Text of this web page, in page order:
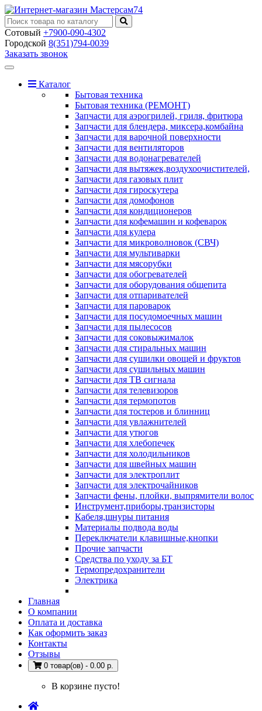
Сотовый +7900-090-4302
Городской 8(351)794-0039
Заказать звонок
Toggle
navigationКаталог
Бытовая техника
Бытовая техника (РЕМОНТ)
Запчасти для аэрогрилей, гриля, фритюра
Запчасти для блендера, миксера,комбайна
Запчасти для варочной поверхности
Запчасти для вентиляторов
Запчасти для водонагревателей
Запчасти для вытяжек,воздухоочистителей,
Запчасти для газовых плит
Запчасти для гироскутера
Запчасти для домофонов
Запчасти для кондиционеров
Запчасти для кофемашин и кофеварок
Запчасти для кулера
Запчасти для микроволновок (СВЧ)
Запчасти для мультиварки
Запчасти для мясорубки
Запчасти для обогревателей
Запчасти для оборудования общепита
Запчасти для отпаривателей
Запчасти для пароварок
Запчасти для посудомоечных машин
Запчасти для пылесосов
Запчасти для соковыжималок
Запчасти для стиральных машин
Запчасти для сушилки овощей и фруктов
Запчасти для сушильных машин
Запчасти для ТВ сигнала
Запчасти для телевизоров
Запчасти для термопотов
Запчасти для тостеров и блинниц
Запчасти для увлажнителей
Запчасти для утюгов
Запчасти для хлебопечек
Запчасти для холодильников
Запчасти для швейных машин
Запчасти для электроплит
Запчасти для электрочайников
Запчасти фены, плойки, выпрямители волос
Инструмент,приборы,транзисторы
Кабеля,шнуры питания
Материалы подвода воды
Переключатели клавишные,кнопки
Прочие запчасти
Средства по уходу за БТ
Термопредохранители
Электрика
Главная
О компании
Оплата и доставка
Как оформить заказ
Контакты
Отзывы
0 товар(ов) - 0.00 р.
В корзине пусто!